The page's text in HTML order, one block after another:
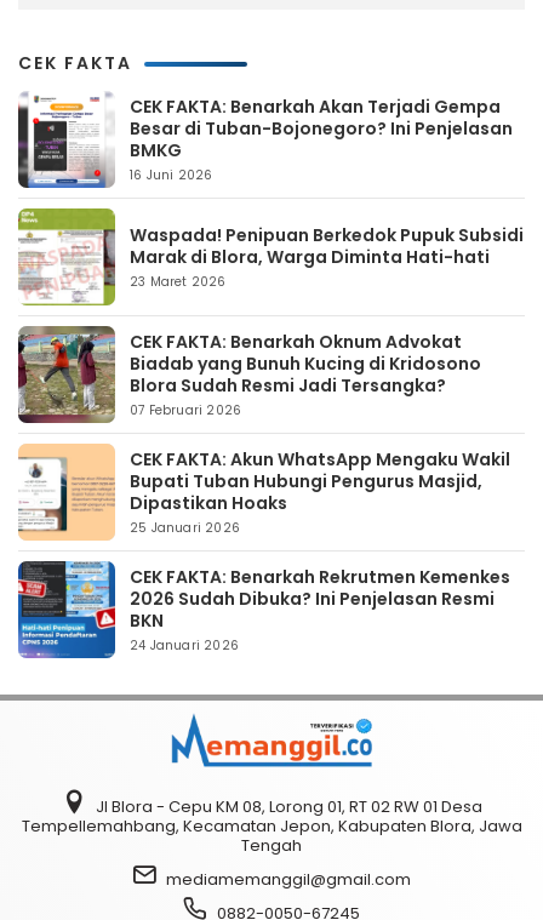
CEK FAKTA
CEK FAKTA: Benarkah Akan Terjadi Gempa
Besar di Tuban-Bojonegoro? Ini Penjelasan
BMKG
16 Juni 2026
Waspada! Penipuan Berkedok Pupuk Subsidi
Marak di Blora, Warga Diminta Hati-hati
23 Maret 2026
CEK FAKTA: Benarkah Oknum Advokat
Biadab yang Bunuh Kucing di Kridosono
Blora Sudah Resmi Jadi Tersangka?
07 Februari 2026
CEK FAKTA: Akun WhatsApp Mengaku Wakil
Bupati Tuban Hubungi Pengurus Masjid,
Dipastikan Hoaks
25 Januari 2026
CEK FAKTA: Benarkah Rekrutmen Kemenkes
2026 Sudah Dibuka? Ini Penjelasan Resmi
BKN
24 Januari 2026
Jl Blora - Cepu KM 08, Lorong 01, RT 02 RW 01 Desa
Tempellemahbang, Kecamatan Jepon, Kabupaten Blora, Jawa
Tengah
mediamemanggil@gmail.com
0882-0050-67245